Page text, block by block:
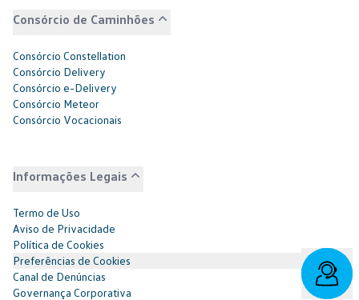
Consórcio de Caminhões
Consórcio Constellation
Consórcio Delivery
Consórcio e-Delivery
Consórcio Meteor
Consórcio Vocacionais
Informações Legais
Termo de Uso
Aviso de Privacidade
Política de Cookies
Preferências de Cookies
Canal de Denúncias
Governança Corporativa